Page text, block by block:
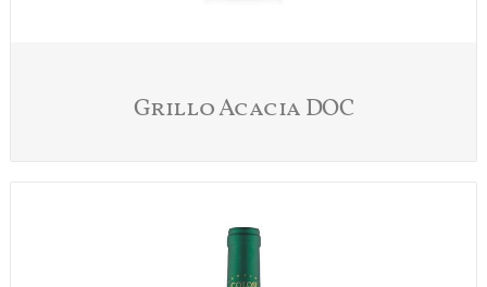
Grillo Acacia DOC